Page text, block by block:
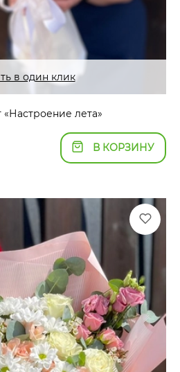
в один клик
«Настроение лета»
В КОРЗИНУ